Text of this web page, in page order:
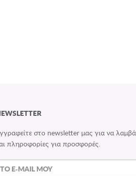
στο newsletter μας για να
πληροφορίες για προσφορές.